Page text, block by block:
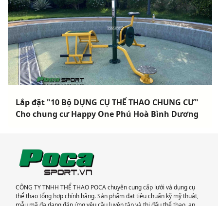
Lắp đặt "10 Bộ DỤNG CỤ THỂ THAO CHUNG CƯ"
Cho chung cư Happy One Phú Hoà Bình Dương
CÔNG TY TNHH THỂ THAO POCA chuyên cung cấp lưới và dụng cụ
thể thao tổng hợp chính hãng. Sản phẩm đạt tiêu chuẩn kỹ mỹ thuật,